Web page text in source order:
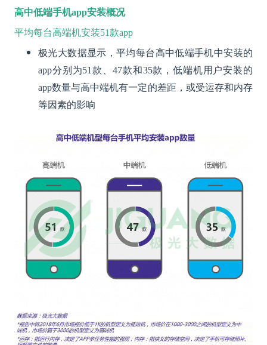
高中低端手机app安装概况
平均每台高端机安装51款app
极光大数据显示，平均每台高中低端手机中安装的
app分别为51款、47款和35款，低端机用户安装的
app数量与高中端机有一定的差距，或受运存和内存
等因素的影响